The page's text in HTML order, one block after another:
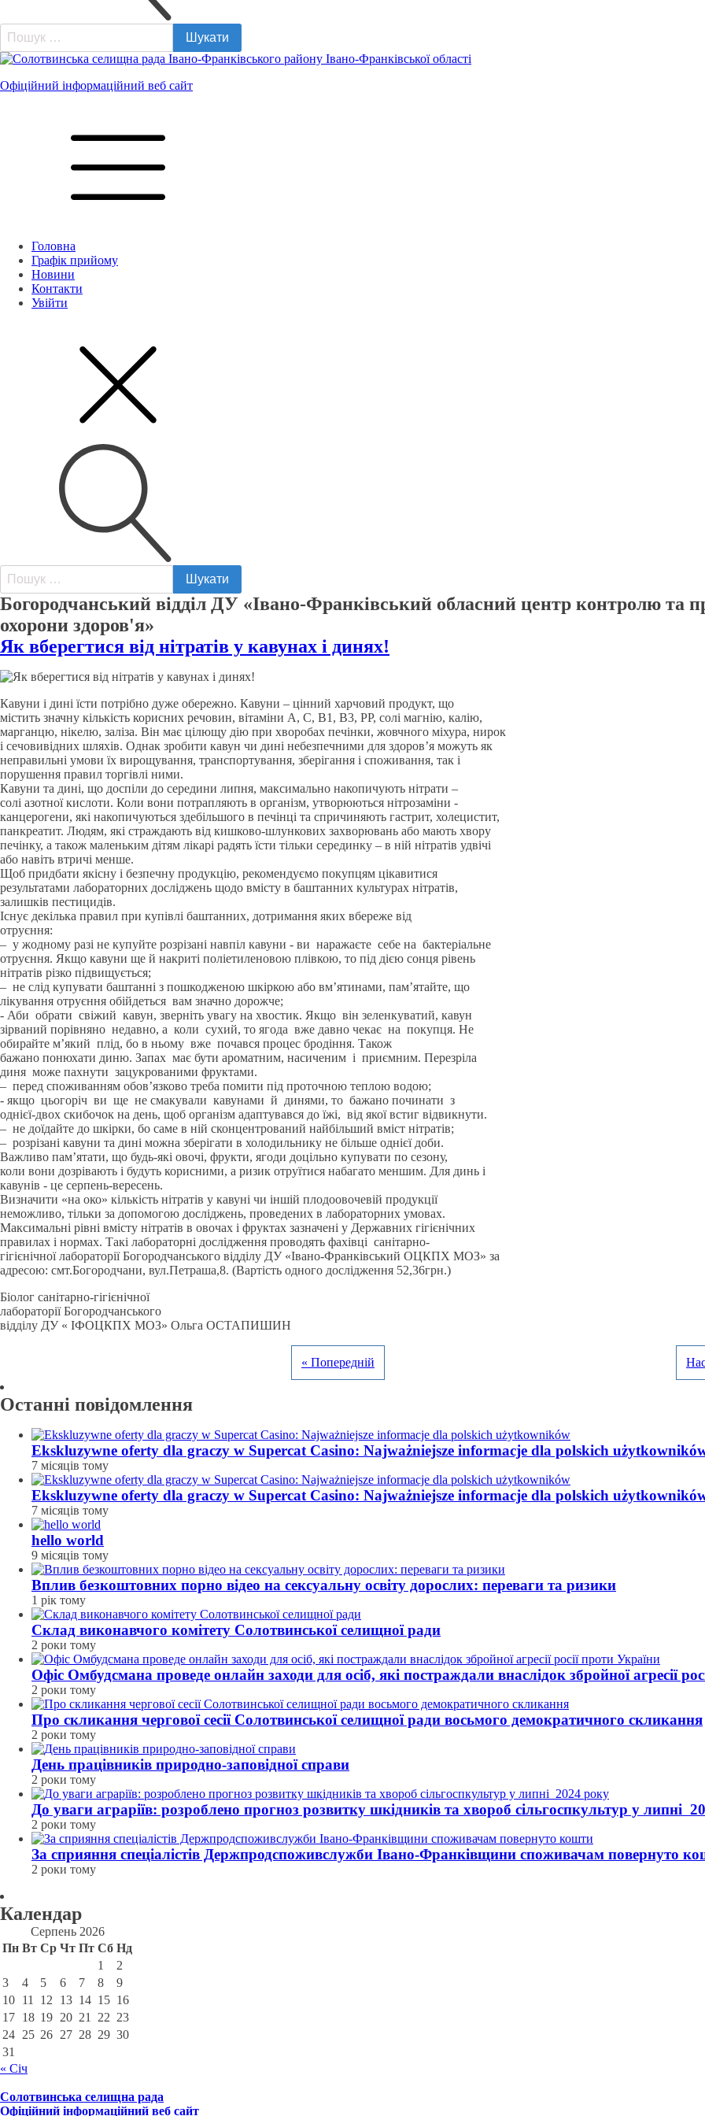
Пошук:
Офіційний інформаційний веб сайт
Головна
Графік прийому
Новини
Контакти
Увійти
Пошук:
Богородчанський відділ ДУ «Івано-Франківський обласний центр контролю та
охорони здоров'я»
Як вберегтися від нітратів у кавунах і динях!
Кавуни і дині їсти потрібно дуже обережно. Кавуни – цінний харчовий продукт, що
містить значну кількість корисних речовин, вітаміни А, С, В1, В3, РР, солі магнію, калію,
марганцю, нікелю, заліза. Він має цілющу дію при хворобах печінки, жовчного міхура, нирок
і сечовивідних шляхів. Однак зробити кавун чи дині небезпечними для здоров’я можуть як
неправильні умови їх вирощування, транспортування, зберігання і споживання, так і
порушення правил торгівлі ними.
Кавуни та дині, що доспіли до середини липня, максимально накопичують нітрати –
солі азотної кислоти. Коли вони потрапляють в організм, утворюються нітрозаміни -
канцерогени, які накопичуються здебільшого в печінці та спричиняють гастрит, холецистит,
панкреатит. Людям, які страждають від кишково-шлункових захворювань або мають хвору
печінку, а також маленьким дітям лікарі радять їсти тільки серединку – в ній нітратів удвічі
або навіть втричі менше.
Щоб придбати якісну і безпечну продукцію, рекомендуємо покупцям цікавитися
результатами лабораторних досліджень щодо вмісту в баштанних культурах нітратів,
залишків пестицидів.
Існує декілька правил при купівлі баштанних, дотримання яких вбереже від
отруєння:
– у жодному разі не купуйте розрізані навпіл кавуни - ви наражаєте себе на бактеріальне
отруєння. Якщо кавуни ще й накриті поліетиленовою плівкою, то під дією сонця рівень
нітратів різко підвищується;
– не слід купувати баштанні з пошкодженою шкіркою або вм’ятинами, пам’ятайте, що
лікування отруєння обійдеться вам значно дорожче;
- Аби обрати свіжий кавун, зверніть увагу на хвостик. Якщо він зеленкуватий, кавун
зірваний порівняно недавно, а коли сухий, то ягода вже давно чекає на покупця. Не
обирайте м’який плід, бо в ньому вже почався процес бродіння. Також
бажано понюхати диню. Запах має бути ароматним, насиченим і приємним. Перезріла
диня може пахнути зацукрованими фруктами.
– перед споживанням обов’язково треба помити під проточною теплою водою;
- якщо цьогоріч ви ще не смакували кавунами й динями, то бажано починати з
однієї-двох скибочок на день, щоб організм адаптувався до їжі, від якої встиг відвикнути.
– не доїдайте до шкірки, бо саме в ній сконцентрований найбільший вміст нітратів;
– розрізані кавуни та дині можна зберігати в холодильнику не більше однієї доби.
Важливо пам’ятати, що будь-які овочі, фрукти, ягоди доцільно купувати по сезону,
коли вони дозрівають і будуть корисними, а ризик отруїтися набагато меншим. Для динь і
кавунів - це серпень-вересень.
Визначити «на око» кількість нітратів у кавуні чи іншій плодоовочевій продукції
неможливо, тільки за допомогою досліджень, проведених в лабораторних умовах.
Максимальні рівні вмісту нітратів в овочах і фруктах зазначені у Державних гігієнічних
правилах і нормах. Такі лабораторні дослідження проводять фахівці санітарно-
гігієнічної лабораторії Богородчанського відділу ДУ «Івано-Франківський ОЦКПХ МОЗ» за
адресою: смт.Богородчани, вул.Петраша,8. (Вартість одного дослідження 52,36грн.)
Біолог санітарно-гігієнічної
лабораторії Богородчанського
відділу ДУ « ІФОЦКПХ МОЗ» Ольга ОСТАПИШИН
« Попередній
Останні повідомлення
Ekskluzywne oferty dla graczy w Supercat Casino: Najważniejsze informacje dla polskich
7 місяців тому
Ekskluzywne oferty dla graczy w Supercat Casino: Najważniejsze informacje dla polskich
7 місяців тому
hello world
9 місяців тому
Вплив безкоштовних порно відео на сексуальну освіту дорослих: переваги та ризики
1 рік тому
Склад виконавчого комітету Солотвинської селищної ради
2 роки тому
Офіс Омбудсмана проведе онлайн заходи для осіб, які постраждали внаслідок збройної агресії
2 роки тому
Про скликання чергової сесії Солотвинської селищної ради восьмого демократичного скликання
2 роки тому
День працівників природно-заповідної справи
2 роки тому
До уваги аграріїв: розроблено прогноз розвитку шкідників та хвороб сільгоспкультур у липні
2 роки тому
За сприяння спеціалістів Держпродспоживслужби Івано-Франківщини споживачам повернуто
2 роки тому
Календар
Серпень 2026
Пн Вт Ср Чт Пт Сб Нд
1
2
3
4 5 6 7 8
9
10 11 12 13 14 15 16
17 18 19 20 21 22 23
24 25 26 27 28 29 30
31
« Січ
Солотвинська селищна рада
Офіційний інформаційний веб сайт